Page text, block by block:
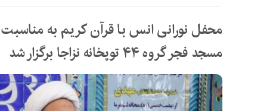
محفل نورانی انس با قرآن کریم به
مسجد فجر گروه ۴۴ توپخانه نزاجا برگزار شد